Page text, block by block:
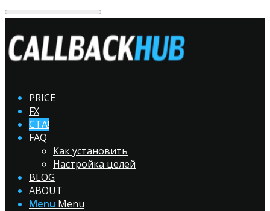
PRICE
FX
CTA!
FAQ
Как установить
Настройка целей
BLOG
ABOUT
Menu Menu